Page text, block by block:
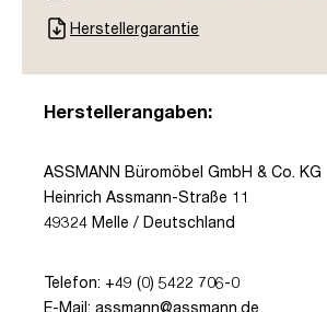
Herstellergarantie
Herstellerangaben:
ASSMANN Büromöbel GmbH & Co. KG
Heinrich Assmann-Straße 11
49324 Melle / Deutschland
Telefon: +49 (0) 5422 706-0
E-Mail: assmann@assmann.de